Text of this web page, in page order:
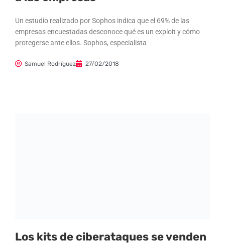
Un estudio realizado por Sophos indica que el 69% de las
empresas encuestadas desconoce qué es un exploit y cómo
protegerse ante ellos. Sophos, especialista
Samuel Rodríguez 27/02/2018
Los kits de ciberataques se venden